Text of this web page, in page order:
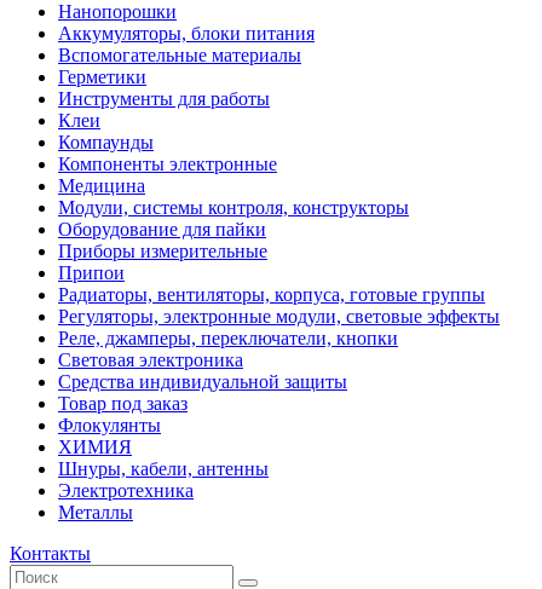
Нанопорошки
Аккумуляторы, блоки питания
Вспомогательные материалы
Герметики
Инструменты для работы
Клеи
Компаунды
Компоненты электронные
Медицина
Модули, системы контроля, конструкторы
Оборудование для пайки
Приборы измерительные
Припои
Радиаторы, вентиляторы, корпуса, готовые группы
Регуляторы, электронные модули, световые эффекты
Реле, джамперы, переключатели, кнопки
Световая электроника
Средства индивидуальной защиты
Товар под заказ
Флокулянты
ХИМИЯ
Шнуры, кабели, антенны
Электротехника
Металлы
Контакты